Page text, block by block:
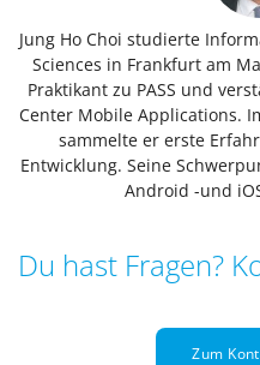
Jung Ho Choi studierte
Sciences in Frankfurt am
Praktikant zu PASS und
Center Mobile Applications.
sammelte er erste
Entwicklung. Seine
Android -und
Du hast Fragen?
Zum